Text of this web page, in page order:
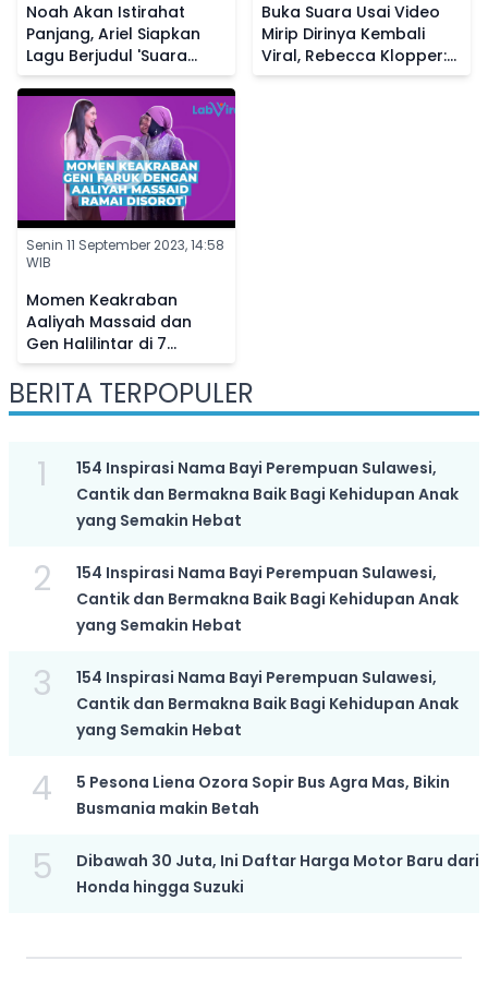
Noah Akan Istirahat
Panjang, Ariel Siapkan
Lagu Berjudul 'Suara
Dalam Kepala' Buat
Penggemar
Buka Suara Usai Video
Mirip Dirinya Kembali
Viral, Rebecca Klopper:
Allah Tidak Tidur
Senin 11 September 2023, 14:58
WIB
Momen Keakraban
Aaliyah Massaid dan
Gen Halilintar di 7
Bulanan Aurel
Hermansyah, Netizen
Bandingkan Sikapnya ke
BERITA TERPOPULER
1
154 Inspirasi Nama Bayi Perempuan Sulawesi,
Cantik dan Bermakna Baik Bagi Kehidupan Anak
yang Semakin Hebat
2
154 Inspirasi Nama Bayi Perempuan Sulawesi,
Cantik dan Bermakna Baik Bagi Kehidupan Anak
yang Semakin Hebat
3
154 Inspirasi Nama Bayi Perempuan Sulawesi,
Cantik dan Bermakna Baik Bagi Kehidupan Anak
yang Semakin Hebat
4
5 Pesona Liena Ozora Sopir Bus Agra Mas, Bikin
Busmania makin Betah
5
Dibawah 30 Juta, Ini Daftar Harga Motor Baru dari
Honda hingga Suzuki